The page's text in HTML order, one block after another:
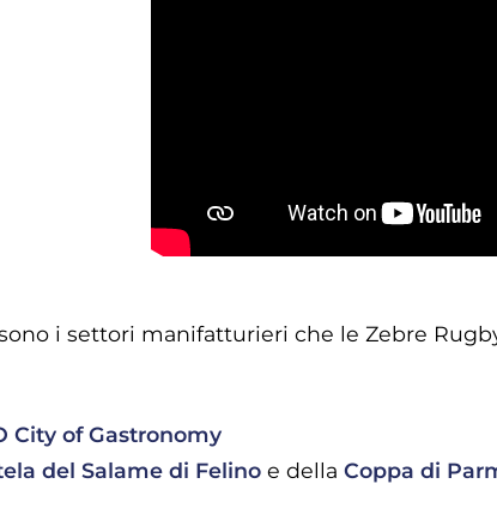
i settori manifatturieri che le Zebre
City of Gastronomy
del Salame di Felinoe della Coppa di